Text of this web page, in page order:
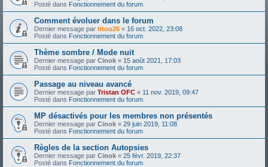
Posté dans Fonctionnement du forum
Comment évoluer dans le forum
Dernier message par titou26 « 16 oct. 2022, 23:08
Posté dans Fonctionnement du forum
Thème sombre / Mode nuit
Dernier message par Cinok « 15 août 2021, 17:03
Posté dans Fonctionnement du forum
Passage au niveau avancé
Dernier message par Tristan OFC « 11 nov. 2019, 09:47
Posté dans Fonctionnement du forum
MP désactivés pour les membres non présentés
Dernier message par Cinok « 29 juin 2019, 11:08
Posté dans Fonctionnement du forum
Règles de la section Autopsies
Dernier message par Cinok « 25 févr. 2019, 22:37
Posté dans Fonctionnement du forum